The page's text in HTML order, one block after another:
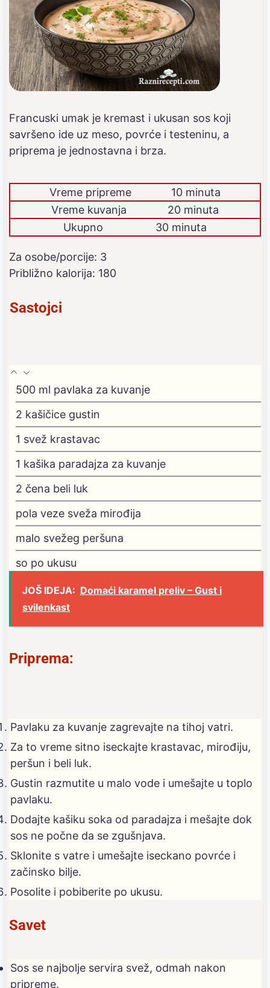
Francuski umak je kremast i ukusan sos koji
savršeno ide uz meso, povrće i testeninu, a
priprema je jednostavna i brza.
Vreme pripreme
10 minuta
Vreme kuvanja
20 minuta
Ukupno
30 minuta
Za osobe/porcije: 3
Približno kalorija: 180
Sastojci
500 ml pavlaka za kuvanje
2 kašičice gustin
1 svež krastavac
1 kašika paradajza za kuvanje
2 čena beli luk
pola veze sveža mirođija
malo svežeg peršuna
so po ukusu
JOŠ IDEJA: Domaći karamel preliv – Gust i
svilenkast
Priprema:
Pavlaku za kuvanje zagrevajte na tihoj vatri.
Za to vreme sitno iseckajte krastavac, mirođiju,
peršun i beli luk.
Gustin razmutite u malo vode i umešajte u toplo
pavlaku.
Dodajte kašiku soka od paradajza i mešajte dok
sos ne počne da se zgušnjava.
Sklonite s vatre i umešajte iseckano povrće i
začinsko bilje.
Posolite i pobiberite po ukusu.
Savet
Sos se najbolje servira svež, odmah nakon
pripreme.